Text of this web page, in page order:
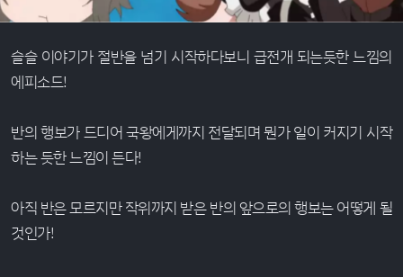
슬슬 이야기가 절반을 넘기 시작하다보니 급전개 되는듯한 느낌의
에피소드!
반의 행보가 드디어 국왕에게까지 전달되며 뭔가 일이 커지기 시작
하는 듯한 느낌이 든다!
아직 반은 모르지만 작위까지 받은 반의 앞으로의 행보는 어떻게 될
것인가!